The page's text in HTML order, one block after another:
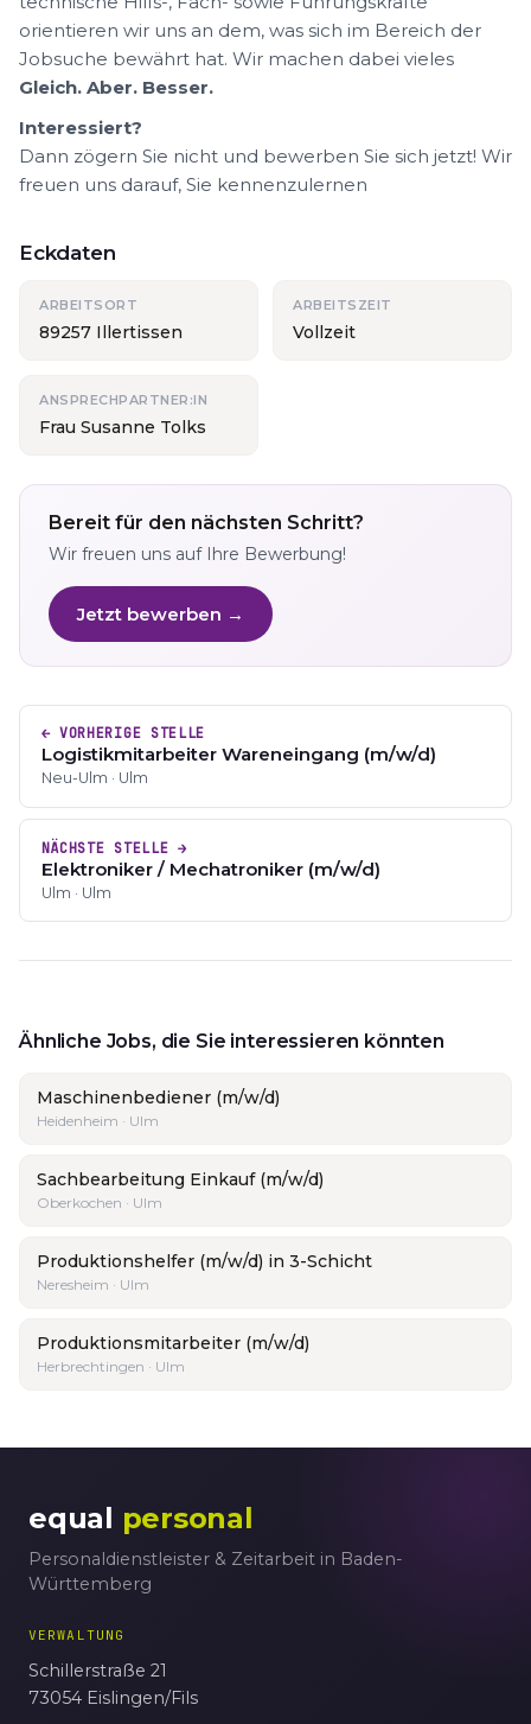
orientieren wir uns an dem, was sich im Bereich der
Jobsuche bewährt hat. Wir machen dabei vieles
Gleich. Aber. Besser.
Interessiert?
Dann zögern Sie nicht und bewerben Sie sich jetzt! Wir
freuen uns darauf, Sie kennenzulernen
Eckdaten
ARBEITSORT
89257 Illertissen
ARBEITSZEIT
Vollzeit
ANSPRECHPARTNER:IN
Frau Susanne Tolks
Bereit für den nächsten Schritt?
Wir freuen uns auf Ihre Bewerbung!
Jetzt bewerben →
← VORHERIGE STELLE
Logistikmitarbeiter Wareneingang (m/w/d)
Neu-Ulm · Ulm
NÄCHSTE STELLE →
Elektroniker / Mechatroniker (m/w/d)
Ulm · Ulm
Ähnliche Jobs, die Sie interessieren könnten
Maschinenbediener (m/w/d)
Heidenheim · Ulm
Sachbearbeitung Einkauf (m/w/d)
Oberkochen · Ulm
Produktionshelfer (m/w/d) in 3-Schicht
Neresheim · Ulm
Produktionsmitarbeiter (m/w/d)
Herbrechtingen · Ulm
equal personal
Personaldienstleister & Zeitarbeit in Baden-
Württemberg
VERWALTUNG
Schillerstraße 21
73054 Eislingen/Fils